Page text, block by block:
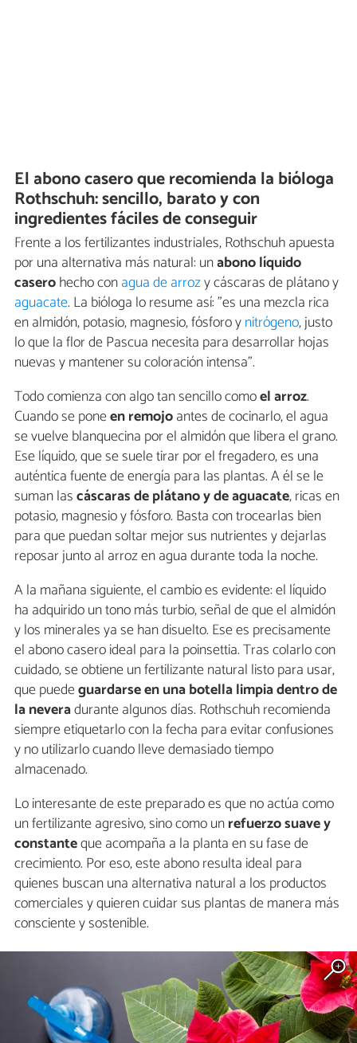
El abono casero que recomienda la bióloga
Rothschuh: sencillo, barato y con
ingredientes fáciles de conseguir
Frente a los fertilizantes industriales, Rothschuh apuesta
por una alternativa más natural: unabono líquido
caserohecho conagua de arrozy cáscaras de plátano y
aguacate. La bióloga lo resume así: "es una mezcla rica
en almidón, potasio, magnesio, fósforo ynitrógeno, justo
lo que la flor de Pascua necesita para desarrollar hojas
nuevas y mantener su coloración intensa".
Todo comienza con algo tan sencillo comoel arroz.
Cuando se poneen remojoantes de cocinarlo, el agua
se vuelve blanquecina por el almidón que libera el grano.
Ese líquido, que se suele tirar por el fregadero, es una
auténtica fuente de energía para las plantas. A él se le
suman lascáscaras de plátano y de aguacate, ricas en
potasio, magnesio y fósforo. Basta con trocearlas bien
para que puedan soltar mejor sus nutrientes y dejarlas
reposar junto al arroz en agua durante toda la noche.
A la mañana siguiente, el cambio es evidente: el líquido
ha adquirido un tono más turbio, señal de que el almidón
y los minerales ya se han disuelto. Ese es precisamente
el abono casero ideal para la poinsettia. Tras colarlo con
cuidado, se obtiene un fertilizante natural listo para usar,
que puedeguardarse en una botella limpia dentro de
la neveradurante algunos días. Rothschuh recomienda
siempre etiquetarlo con la fecha para evitar confusiones
y no utilizarlo cuando lleve demasiado tiempo
almacenado.
Lo interesante de este preparado es que no actúa como
un fertilizante agresivo, sino como unrefuerzo suave y
constanteque acompaña a la planta en su fase de
crecimiento. Por eso, este abono resulta ideal para
quienes buscan una alternativa natural a los productos
comerciales y quieren cuidar sus plantas de manera más
consciente y sostenible.